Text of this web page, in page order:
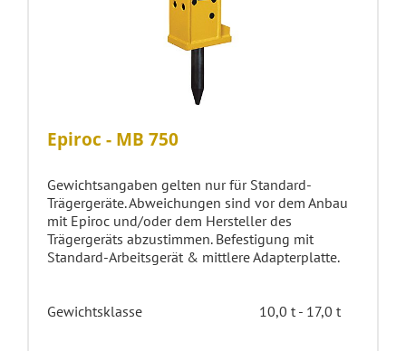
Epiroc - MB 750
Gewichtsangaben gelten nur für Standard-
Trägergeräte. Abweichungen sind vor dem Anbau
mit Epiroc und/oder dem Hersteller des
Trägergeräts abzustimmen. Befestigung mit
Standard-Arbeitsgerät & mittlere Adapterplatte.
Gewichtsklasse 10,0 t - 17,0 t